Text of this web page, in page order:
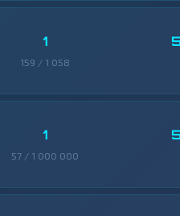
1
159 / 1 058
1
57 / 1 000 000